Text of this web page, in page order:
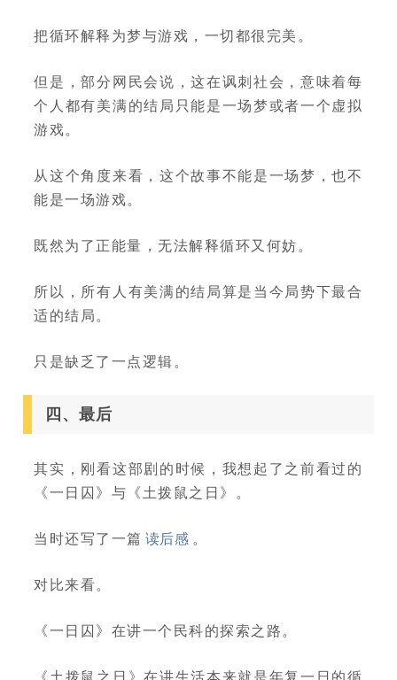
把循环解释为梦与游戏，一切都很完美。
但是，部分网民会说，这在讽刺社会，意味着每
个人都有美满的结局只能是一场梦或者一个虚拟
游戏。
从这个角度来看，这个故事不能是一场梦，也不
能是一场游戏。
既然为了正能量，无法解释循环又何妨。
所以，所有人有美满的结局算是当今局势下最合
适的结局。
只是缺乏了一点逻辑。
四、最后
其实，刚看这部剧的时候，我想起了之前看过的
《一日囚》与《土拨鼠之日》。
当时还写了一篇 读后感 。
对比来看。
《一日囚》在讲一个民科的探索之路。